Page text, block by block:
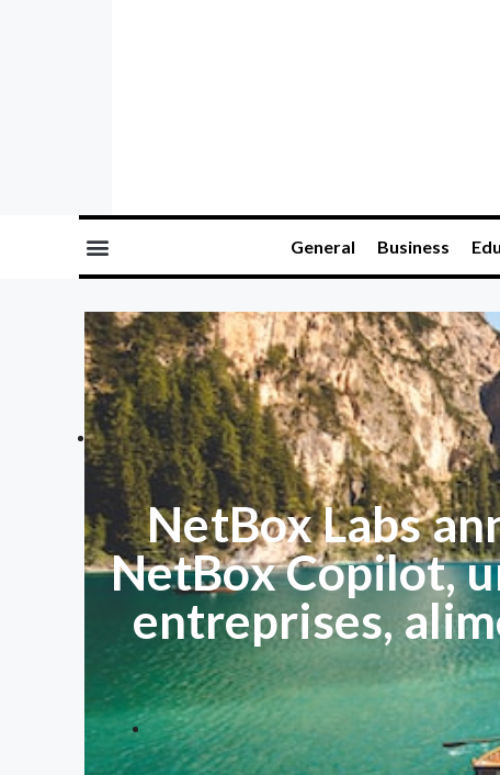
General Business
NetBox Labs
NetBox Copilot,
entreprises,